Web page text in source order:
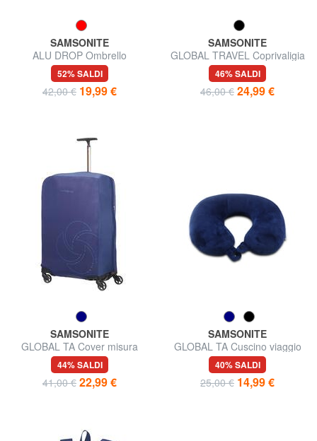
SAMSONITE
ALU DROP Ombrello
apri/chiudi automatico
52% SALDI
42,00 € 19,99 €
SAMSONITE
GLOBAL TRAVEL Coprivaligia
misura XL
46% SALDI
46,00 € 24,99 €
SAMSONITE
GLOBAL TA Cover misura
media per valigia
44% SALDI
41,00 € 22,99 €
SAMSONITE
GLOBAL TA Cuscino viaggio
memory foam
40% SALDI
25,00 € 14,99 €